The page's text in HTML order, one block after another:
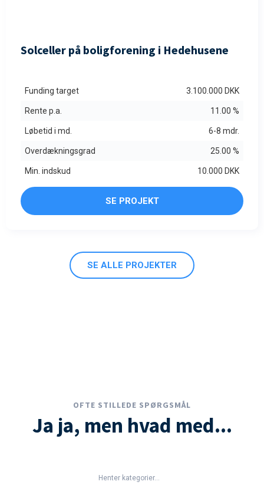
Solceller på boligforening i Hedehusene
Funding target 3.100.000 DKK
Rente p.a. 11.00 %
Løbetid i md. 6-8 mdr.
Overdækningsgrad 25.00 %
Min. indskud 10.000 DKK
SE PROJEKT
SE ALLE PROJEKTER
OFTE STILLEDE SPØRGSMÅL
Ja ja, men hvad med...
Henter kategorier...